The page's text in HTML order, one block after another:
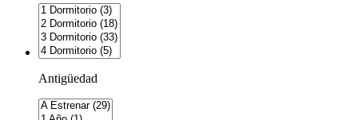
Antigüedad